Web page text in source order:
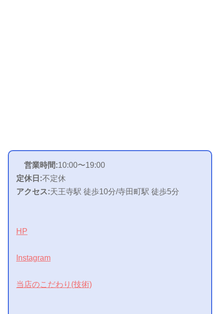
営業時間:10:00〜19:00
定休日:不定休
アクセス:天王寺駅 徒歩10分/寺田町駅 徒歩5分
HP
Instagram
当店のこだわり(技術)